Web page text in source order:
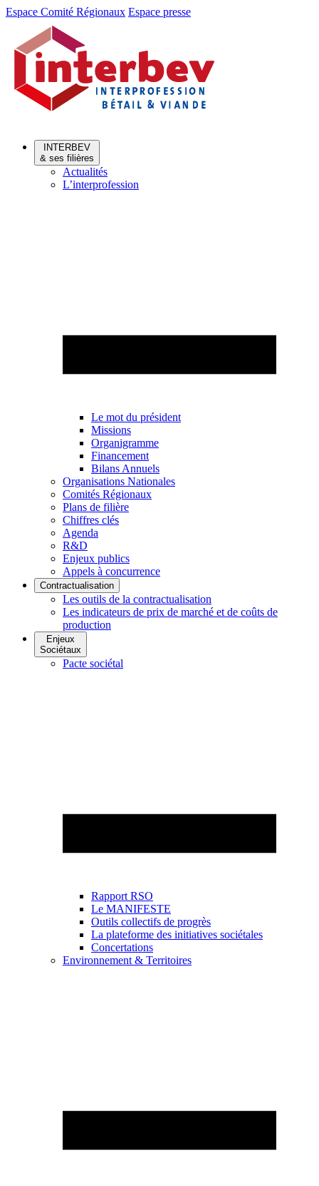
Aller
Aller
contenu
Espace Comité Régionaux Espace presse
INTERBEV
& ses filières
Actualités
L’interprofession
Le mot du président
Missions
Organigramme
Financement
Bilans Annuels
Organisations Nationales
Comités Régionaux
Plans de filière
Chiffres clés
Agenda
R&D
Enjeux publics
Appels à concurrence
Contractualisation
Les outils de la contractualisation
Les indicateurs de prix de marché et de coûts de
production
Enjeux
Sociétaux
Pacte sociétal
Rapport RSO
Le MANIFESTE
Outils collectifs de progrès
La plateforme des initiatives sociétales
Concertations
Environnement & Territoires